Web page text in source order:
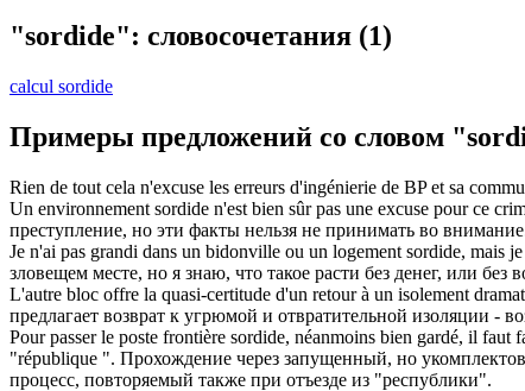
"sordide": словосочетания (1)
calcul sordide
Примеры предложений со словом
Rien de tout cela n'excuse les erreurs d'ingénierie de BP et sa
Un environnement sordide n'est bien sûr pas une excuse pour ce
преступление, но эти факты нельзя не принимать во
Je n'ai pas grandi dans un bidonville ou un logement sordide, mais
зловещем месте, но я знаю, что такое расти без денег, или
L'autre bloc offre la quasi-certitude d'un retour à un isolement
предлагает возврат к угрюмой и отвратительной изоляции -
Pour passer le poste frontière sordide, néanmoins bien gardé, il faut
"république ". Прохождение через запущенный, но
процесс, повторяемый также при отъезде из "республики".